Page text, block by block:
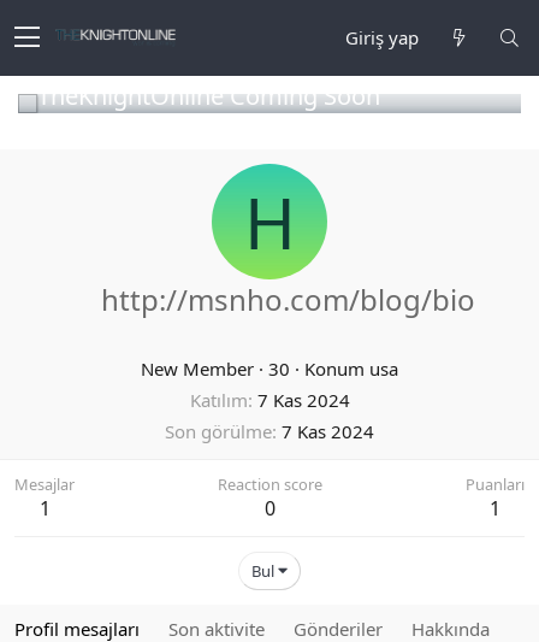
Giriş yap
TheKnightOnline Coming Soon
H
http://msnho.com/blog/bio
New Member · 30 · Konum usa
Katılım 7 Kas 2024
Son görülme 7 Kas 2024
Mesajlar
1
Reaction score
0
Puanları
1
Bul
Profil mesajları Son aktivite Gönderiler Hakkında